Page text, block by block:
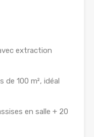
extraction
de 100 m², idéal
en salle + 20